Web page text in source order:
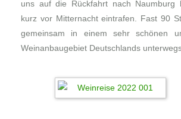
uns auf die Rückfahrt nach Naumburg
kurz vor Mitternacht eintrafen. Fast 90
gemeinsam in einem sehr schönen
Weinanbaugebiet Deutschlands